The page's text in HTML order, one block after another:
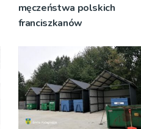
męczeństwa polskich
franciszkanów